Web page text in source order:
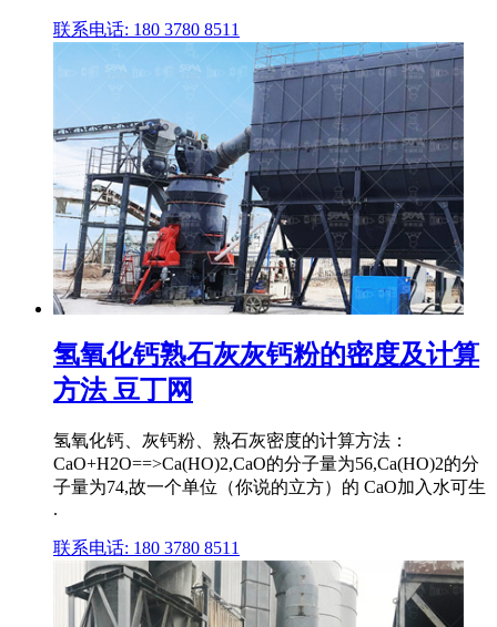
联系电话: 180 3780 8511
氢氧化钙熟石灰灰钙粉的密度及计算
方法 豆丁网
氢氧化钙、灰钙粉、熟石灰密度的计算方法：
CaO+H2O==>Ca(HO)2,CaO的分子量为56,Ca(HO)2的分
子量为74,故一个单位（你说的立方）的 CaO加入水可生
.
联系电话: 180 3780 8511